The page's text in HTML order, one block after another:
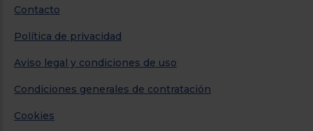
Contacto
Política de privacidad
Aviso legal y condiciones de uso
Condiciones generales de contratación
Cookies